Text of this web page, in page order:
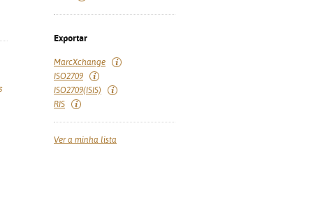
Exportar
MarcXchange
ISO2709
ISO2709(ISIS)
RIS
Ver a minha lista